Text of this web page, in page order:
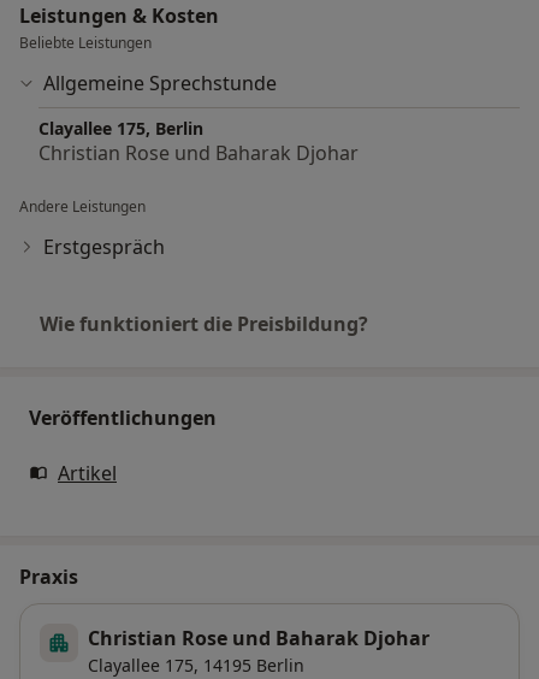
integrierte Physiotherapie und Haltungsschule
pulsierende Magnetfeldtherapie
Ernährungsberatung
Leistungen & Kosten
Beliebte Leistungen
Allgemeine Sprechstunde
Clayallee 175, Berlin
Christian Rose und Baharak Djohar
Andere Leistungen
Erstgespräch
Wie funktioniert die Preisbildung?
Veröffentlichungen
Artikel
Praxis
Christian Rose und Baharak Djohar
Clayallee 175, 14195 Berlin